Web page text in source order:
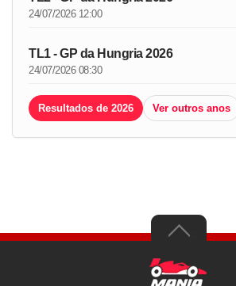
24/07/2026 12:00
TL1 - GP da Hungria 2026
24/07/2026 08:30
Resultados de 2026 Ver outros anos